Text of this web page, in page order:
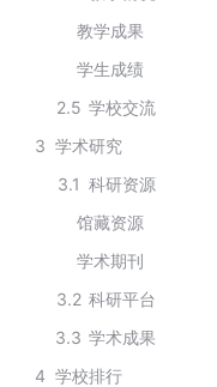
教学成果
学生成绩
2.5 学校交流
3 学术研究
3.1 科研资源
馆藏资源
学术期刊
3.2 科研平台
3.3 学术成果
4 学校排行